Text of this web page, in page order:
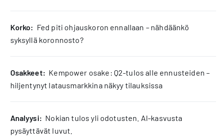
korko: Fed piti ohjauskoron ennallaan – nähdäänkö
syksyllä koronnosto?
osakkeet: Kempower osake: Q2-tulos alle ennusteiden –
hiljentynyt latausmarkkina näkyy tilauksissa
analyysi: Nokian tulos yli odotusten. AI-kasvusta
pysäyttävät luvut.